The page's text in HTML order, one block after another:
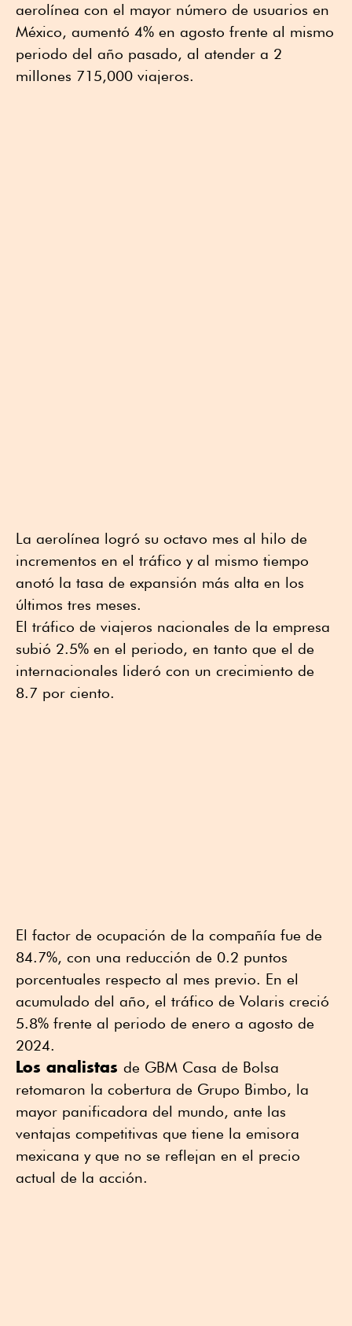
aerolínea con el mayor número de usuarios en
México, aumentó 4% en agosto frente al mismo
periodo del año pasado, al atender a 2
millones 715,000 viajeros.
La aerolínea logró su octavo mes al hilo de
incrementos en el tráfico y al mismo tiempo
anotó la tasa de expansión más alta en los
últimos tres meses.
El tráfico de viajeros nacionales de la empresa
subió 2.5% en el periodo, en tanto que el de
internacionales lideró con un crecimiento de
8.7 por ciento.
El factor de ocupación de la compañía fue de
84.7%, con una reducción de 0.2 puntos
porcentuales respecto al mes previo. En el
acumulado del año, el tráfico de Volaris creció
5.8% frente al periodo de enero a agosto de
2024.
Los analistas de GBM Casa de Bolsa
retomaron la cobertura de Grupo Bimbo, la
mayor panificadora del mundo, ante las
ventajas competitivas que tiene la emisora
mexicana y que no se reflejan en el precio
actual de la acción.